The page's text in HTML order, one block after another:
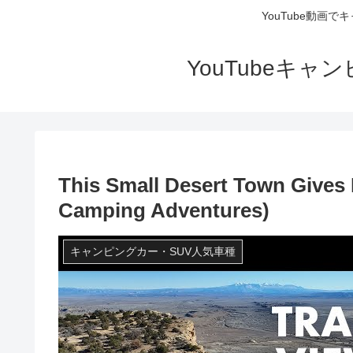
YouTube動画で
YouTubeキャン
This Small Desert Town
Camping Adventures)
キャンピングカー・SUV人気車種